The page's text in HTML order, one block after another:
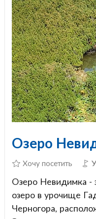
Озеро
Хочу посетить
Озеро Невидимка -
озеро в урочище
Черногора,